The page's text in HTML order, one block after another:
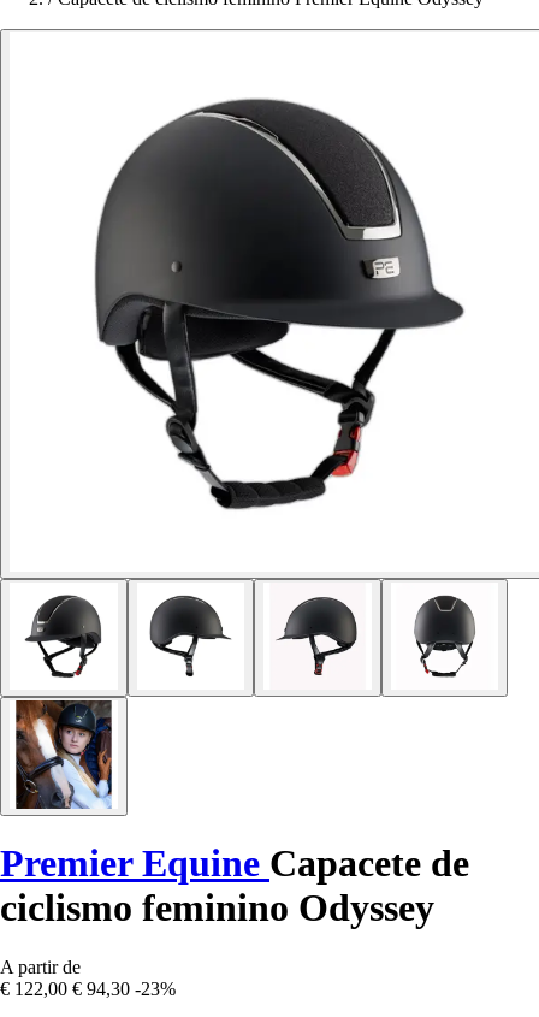
Premier Equine Capacete de
ciclismo feminino Odyssey
A partir de
€ 122,00 € 94,30 -23%